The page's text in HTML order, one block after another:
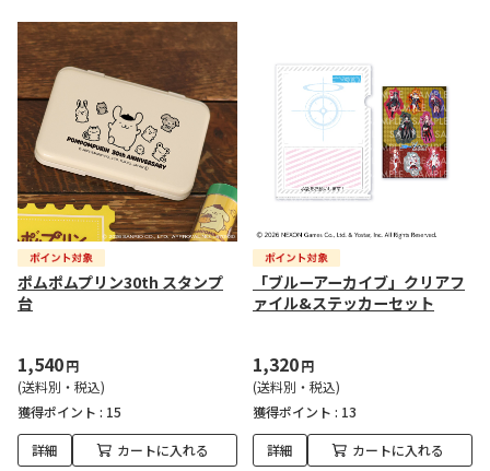
ポムポムプリン30th スタンプ
台
1,540円
(送料別・税込)
獲得ポイント : 15
詳細 カートに入れる
「ブルーアーカイブ」クリアフ
ァイル&ステッカーセット
1,320円
(送料別・税込)
獲得ポイント : 13
詳細 カートに入れる